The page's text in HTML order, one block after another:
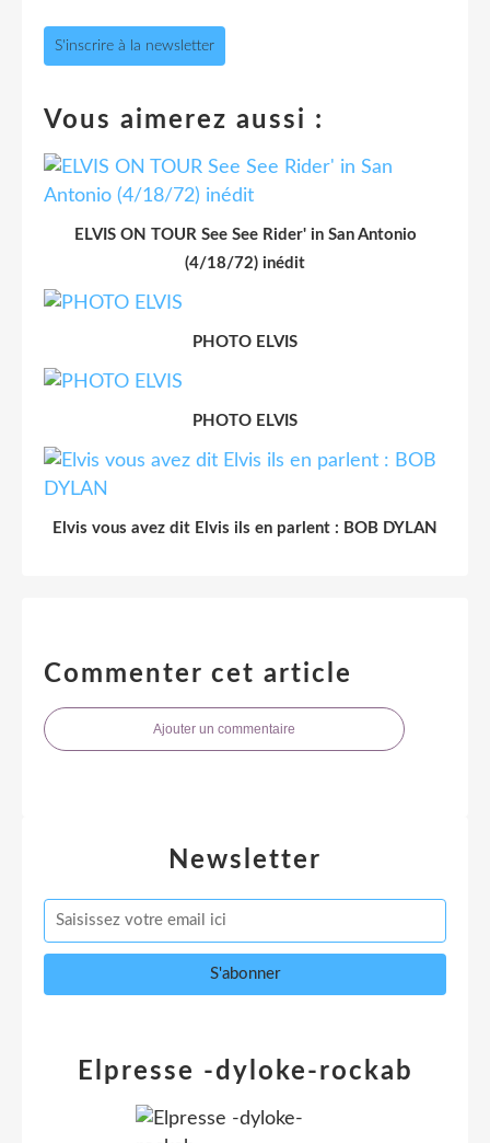
S'inscrire à la newsletter
Vous aimerez aussi :
ELVIS ON TOUR See See Rider' in San Antonio
(4/18/72) inédit
PHOTO ELVIS
PHOTO ELVIS
Elvis vous avez dit Elvis ils en parlent : BOB DYLAN
Commenter cet article
Ajouter un commentaire
Newsletter
Elpresse -dyloke-rockab